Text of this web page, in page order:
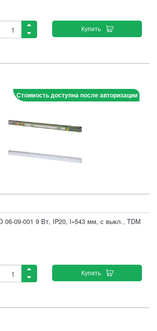
Купить
Стоимость доступна после авторизации
06-09-001 9 Вт, IP20, l=543 мм, с выкл., TDM
Купить